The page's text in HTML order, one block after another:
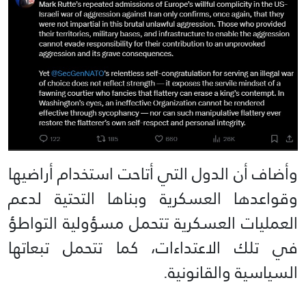
وأضاف أن الدول التي أتاحت استخدام أراضيها
وقواعدها العسكرية وبناها التحتية لدعم
العمليات العسكرية تتحمل مسؤولية التواطؤ
في تلك الاعتداءات، كما تتحمل تبعاتها
السياسية والقانونية.